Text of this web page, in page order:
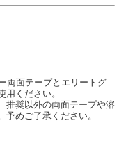
両面テープとエリートグ
用ください。
推奨以外の両面テープや溶
めご了承ください。